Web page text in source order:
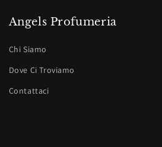
Angels Profumeria
Chi Siamo
Dove Ci Troviamo
Contattaci